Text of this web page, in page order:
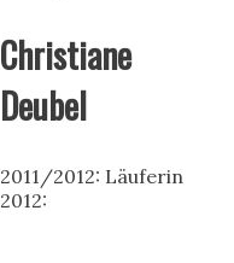
Christiane
Deubel
2011/2012: Läuferin
2012: